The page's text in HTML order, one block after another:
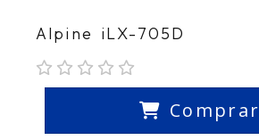
Alpine iLX-705D
Comprar